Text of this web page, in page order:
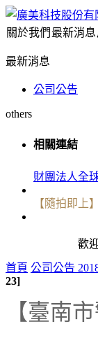
關於我們 最新消息
最新消息
公司公告
others
相關連結
財團法人全
【隨拍即上
歡
首頁 公司公告
23]
【臺南